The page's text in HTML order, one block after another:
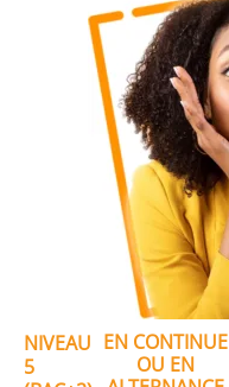
NIVEAU
5
EN CONTINUE
OU EN